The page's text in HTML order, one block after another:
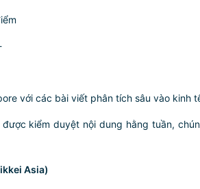
với các bài viết phân tích sâu vào kinh
kiểm duyệt nội dung hằng tuần,
Asia)